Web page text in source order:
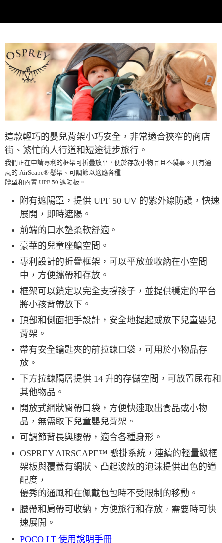
這款輕巧的嬰兒背架小巧安全，非常適合狹窄的商店
街、繁忙的人行道和短途徒步旅行。
我們正在申請專利的框架可折疊放平，便於存放小物品且不礙事。具有通
風的 AirScape® 懸架、可調節以適應各種
體型和內置 UPF 50 遮陽板。
附有遮陽罩，提供 UPF 50 UV 的紫外線防護，快速
展開，即時遮陽。
前端的口水墊柔軟舒適。
豪華的兒童座艙空間。
專利設計的折疊框架，可以平放並收納在小空間
中，方便攜帶和存放。
框架可以鎖定以完全支撐孩子，並提供穩定的平台
將小孩背帶放下。
頂部和側面把手設計，安全地提起或放下兒童嬰兒
背架。
帶有安全鑰匙夾的前拉鍊口袋，可用於小物品存
放。
下方拉鍊隔層提供 14 升的存儲空間，可放置尿布和
其他物品。
開放式網狀臀帶口袋，方便快速取出食品或小物
品，無需取下兒童嬰兒背架。
可調節背長與腰帶，適合各種身形。
OSPREY AIRSCAPE™ 懸掛系統，連續的輕量級框
架板與覆蓋有網狀、凸起波紋的泡沫提供出色的適
配度，
優秀的通風和在佩戴包包時不受限制的移動。
腰帶和肩帶可收納，方便旅行和存放，需要時可快
速展開。
POCO LT 使用說明手冊